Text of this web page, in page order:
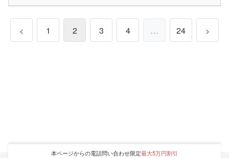
< 1 2 3 4 … 24 >
本ページからの電話問い合わせ限定最大5万円割引